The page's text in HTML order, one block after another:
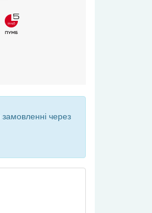
замовленні через